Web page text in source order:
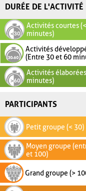
DURÉE DE L'ACTIVITÉ
Activités courtes
minutes)
Activités
(Entre 30 et 60
Activités
minutes)
PARTICIPANTS
Petit groupe (< 30)
Moyen groupe
et 100)
Grand groupe (>